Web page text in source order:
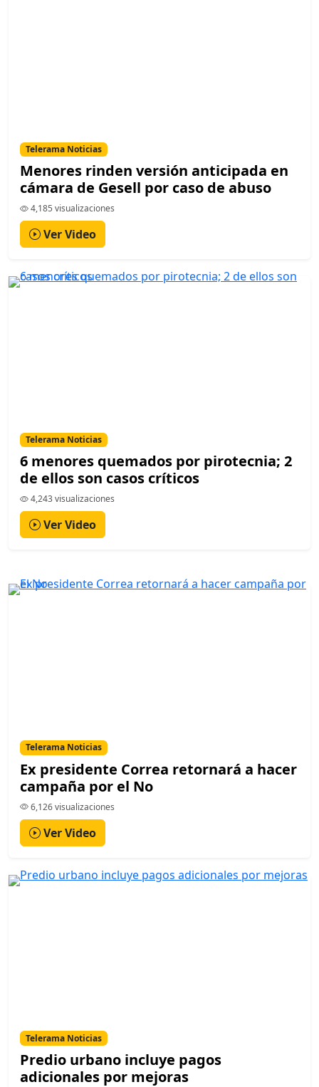
Telerama Noticias
Menores rinden versión anticipada en
cámara de Gesell por caso de abuso
4,185 visualizaciones
Ver Video
Telerama Noticias
6 menores quemados por pirotecnia; 2
de ellos son casos críticos
4,243 visualizaciones
Ver Video
Telerama Noticias
Ex presidente Correa retornará a hacer
campaña por el No
6,126 visualizaciones
Ver Video
Telerama Noticias
Predio urbano incluye pagos
adicionales por mejoras